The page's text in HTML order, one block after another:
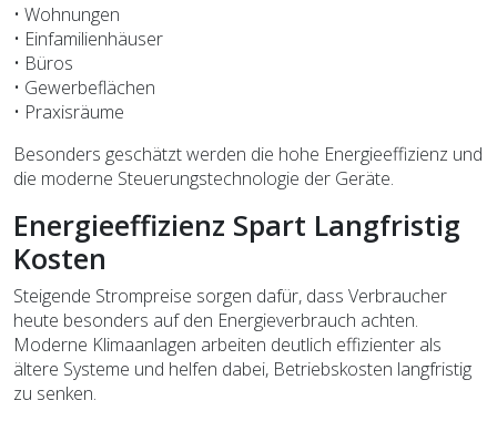
• Wohnungen
• Einfamilienhäuser
• Büros
• Gewerbeflächen
• Praxisräume
Besonders geschätzt werden die hohe Energieeffizienz und
die moderne Steuerungstechnologie der Geräte.
Energieeffizienz Spart Langfristig
Kosten
Steigende Strompreise sorgen dafür, dass Verbraucher
heute besonders auf den Energieverbrauch achten.
Moderne Klimaanlagen arbeiten deutlich effizienter als
ältere Systeme und helfen dabei, Betriebskosten langfristig
zu senken.